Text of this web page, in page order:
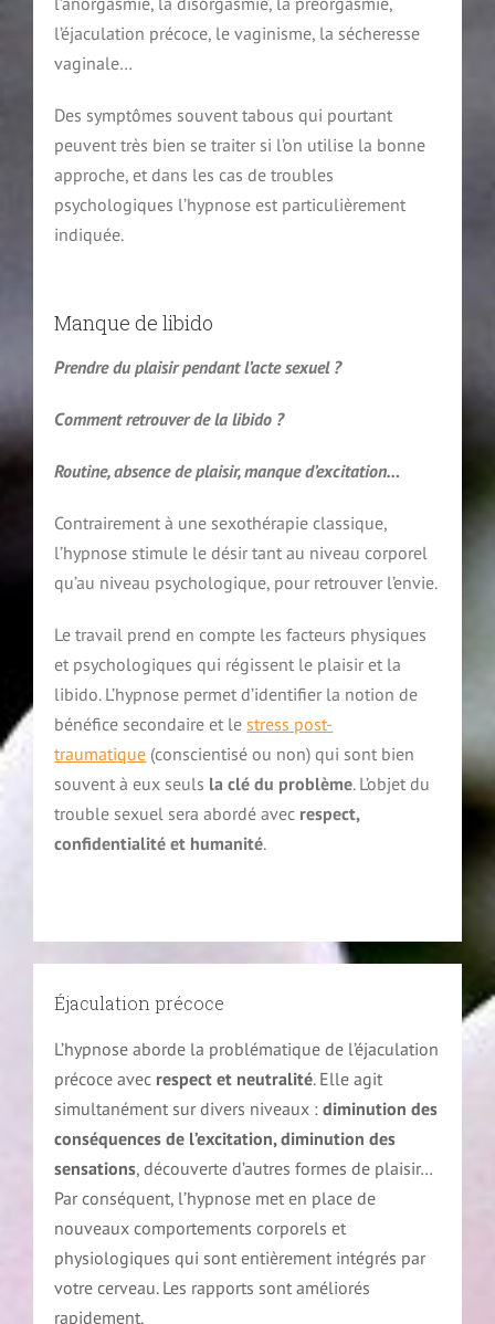
l’éjaculation précoce, le vaginisme, la sécheresse
vaginale…
Des symptômes souvent tabous qui pourtant
peuvent très bien se traiter si l’on utilise la bonne
approche, et dans les cas de troubles
psychologiques l’hypnose est particulièrement
indiquée.
Manque de libido
Prendre du plaisir pendant l’acte sexuel ?
Comment retrouver de la libido ?
Routine, absence de plaisir, manque d’excitation…
Contrairement à une sexothérapie classique,
l’hypnose stimule le désir tant au niveau corporel
qu’au niveau psychologique, pour retrouver l’envie.
Le travail prend en compte les facteurs physiques
et psychologiques qui régissent le plaisir et la
libido. L’hypnose permet d’identifier la notion de
bénéfice secondaire et le stress post-
traumatique (conscientisé ou non) qui sont bien
souvent à eux seuls la clé du problème. L’objet du
trouble sexuel sera abordé avec respect,
confidentialité et humanité.
Éjaculation précoce
L’hypnose aborde la problématique de l’éjaculation
précoce avec respect et neutralité. Elle agit
simultanément sur divers niveaux :diminution des
conséquences de l’excitation, diminution des
sensations, découverte d’autres formes de plaisir…
Par conséquent, l’hypnose met en place de
nouveaux comportements corporels et
physiologiques qui sont entièrement intégrés par
votre cerveau. Les rapports sont améliorés
rapidement.